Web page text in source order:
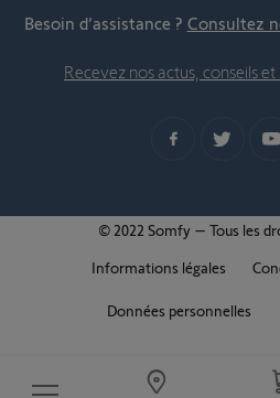
Besoin d’assistance ? Consultez
Recevez nos actus, conseils
© 2022 Somfy – Tous les
Informations légales
Données personnelles